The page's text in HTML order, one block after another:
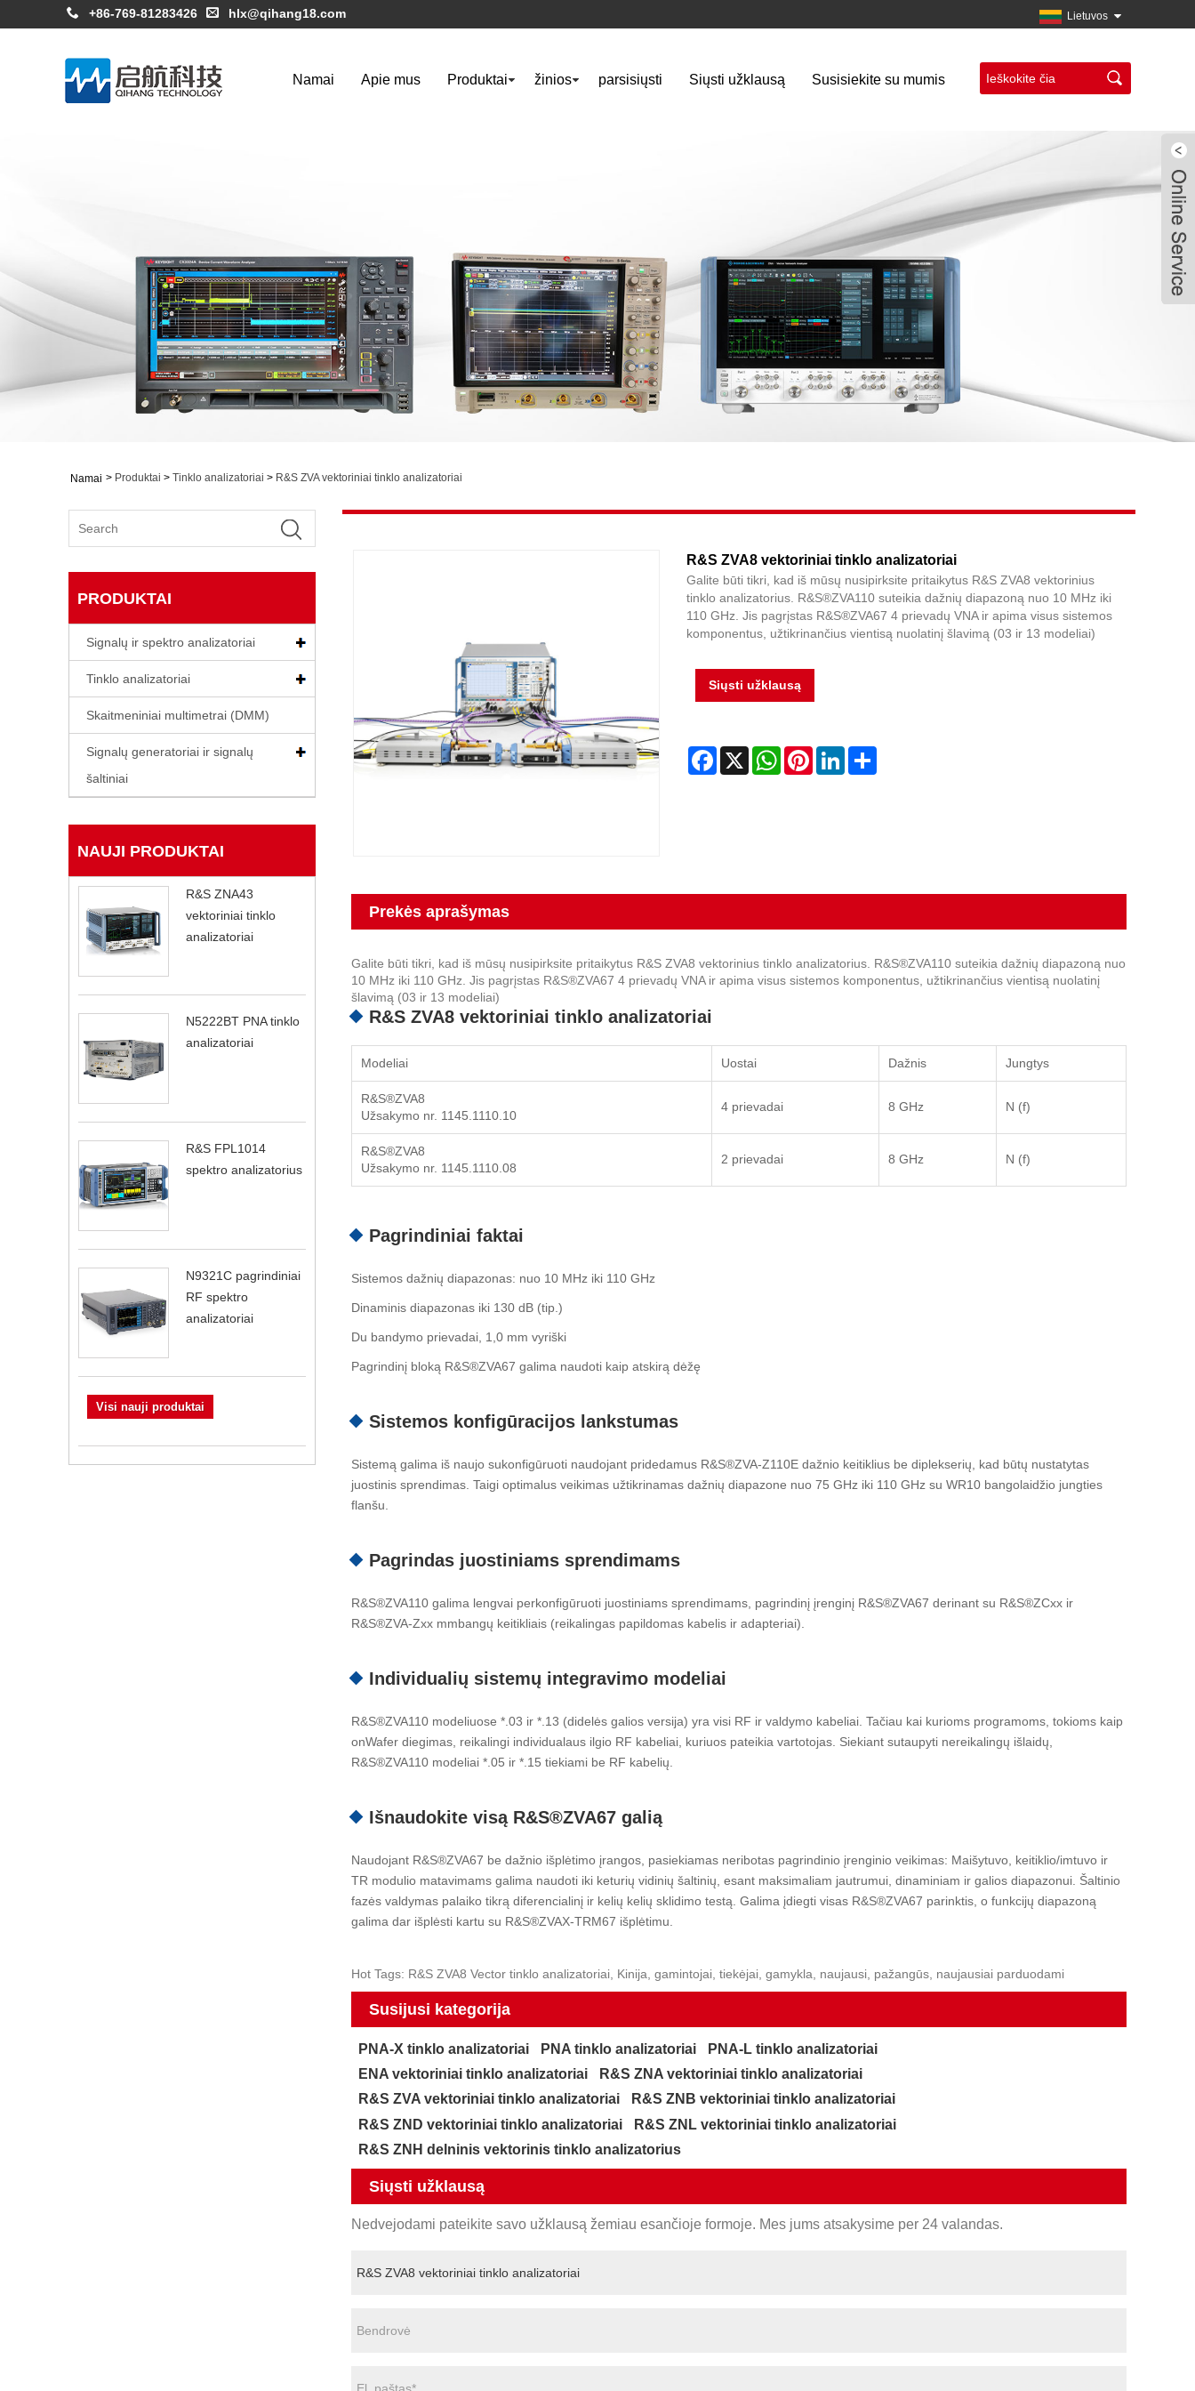
+86-769-81283426 hlx@qihang18.com Lietuvos
Namai Apie mus Produktai žinios parsisiųsti Siųsti užklausą Susisiekite su mumis
Namai > Produktai > Tinklo analizatoriai > R&S ZVA vektoriniai tinklo analizatoriai
PRODUKTAI
Signalų ir spektro analizatoriai
Tinklo analizatoriai
Skaitmeniniai multimetrai (DMM)
Signalų generatoriai ir signalų
šaltiniai
NAUJI PRODUKTAI
R&S ZNA43
vektoriniai tinklo
analizatoriai
N5222BT PNA tinklo
analizatoriai
R&S FPL1014
spektro analizatorius
N9321C pagrindiniai
RF spektro
analizatoriai
Visi nauji produktai
R&S ZVA8 vektoriniai tinklo analizatoriai
Galite būti tikri, kad iš mūsų nusipirksite pritaikytus R&S ZVA8 vektorinius
tinklo analizatorius. R&S®ZVA110 suteikia dažnių diapazoną nuo 10 MHz iki
110 GHz. Jis pagrįstas R&S®ZVA67 4 prievadų VNA ir apima visus sistemos
komponentus, užtikrinančius vientisą nuolatinį šlavimą (03 ir 13 modeliai)
Siųsti užklausą
Facebook
X WhatsAppPinterestLinkedInShare
Prekės aprašymas
Galite būti tikri, kad iš mūsų nusipirksite pritaikytus R&S ZVA8 vektorinius tinklo analizatorius. R&S®ZVA110 suteikia dažnių diapazoną nuo
10 MHz iki 110 GHz. Jis pagrįstas R&S®ZVA67 4 prievadų VNA ir apima visus sistemos komponentus, užtikrinančius vientisą nuolatinį
šlavimą (03 ir 13 modeliai)
R&S ZVA8 vektoriniai tinklo analizatoriai
Modeliai Uostai Dažnis Jungtys
R&S®ZVA8
Užsakymo nr. 1145.1110.10
4 prievadai 8 GHz N (f)
R&S®ZVA8
Užsakymo nr. 1145.1110.08
2 prievadai 8 GHz N (f)
Pagrindiniai faktai
Sistemos dažnių diapazonas: nuo 10 MHz iki 110 GHz
Dinaminis diapazonas iki 130 dB (tip.)
Du bandymo prievadai, 1,0 mm vyriški
Pagrindinį bloką R&S®ZVA67 galima naudoti kaip atskirą dėžę
Sistemos konfigūracijos lankstumas
Sistemą galima iš naujo sukonfigūruoti naudojant pridedamus R&S®ZVA-Z110E dažnio keitiklius be diplekserių, kad būtų nustatytas
juostinis sprendimas. Taigi optimalus veikimas užtikrinamas dažnių diapazone nuo 75 GHz iki 110 GHz su WR10 bangolaidžio jungties
flanšu.
Pagrindas juostiniams sprendimams
R&S®ZVA110 galima lengvai perkonfigūruoti juostiniams sprendimams, pagrindinį įrenginį R&S®ZVA67 derinant su R&S®ZCxx ir
R&S®ZVA-Zxx mmbangų keitikliais (reikalingas papildomas kabelis ir adapteriai).
Individualių sistemų integravimo modeliai
R&S®ZVA110 modeliuose *.03 ir *.13 (didelės galios versija) yra visi RF ir valdymo kabeliai. Tačiau kai kurioms programoms, tokioms kaip
onWafer diegimas, reikalingi individualaus ilgio RF kabeliai, kuriuos pateikia vartotojas. Siekiant sutaupyti nereikalingų išlaidų,
R&S®ZVA110 modeliai *.05 ir *.15 tiekiami be RF kabelių.
Išnaudokite visą R&S®ZVA67 galią
Naudojant R&S®ZVA67 be dažnio išplėtimo įrangos, pasiekiamas neribotas pagrindinio įrenginio veikimas: Maišytuvo, keitiklio/imtuvo ir
TR modulio matavimams galima naudoti iki keturių vidinių šaltinių, esant maksimaliam jautrumui, dinaminiam ir galios diapazonui. Šaltinio
fazės valdymas palaiko tikrą diferencialinį ir kelių kelių sklidimo testą. Galima įdiegti visas R&S®ZVA67 parinktis, o funkcijų diapazoną
galima dar išplėsti kartu su R&S®ZVAX-TRM67 išplėtimu.
Hot Tags: R&S ZVA8 Vector tinklo analizatoriai, Kinija, gamintojai, tiekėjai, gamykla, naujausi, pažangūs, naujausiai parduodami
Susijusi kategorija
PNA-X tinklo analizatoriai PNA tinklo analizatoriai
PNA-L tinklo analizatoriai
ENA vektoriniai tinklo analizatoriai
R&S ZNA vektoriniai tinklo analizatoriai
R&S ZVA vektoriniai tinklo analizatoriai
R&S ZNB vektoriniai tinklo analizatoriai
R&S ZND vektoriniai tinklo analizatoriai
R&S ZNL vektoriniai tinklo analizatoriai
R&S ZNH delninis vektorinis tinklo analizatorius
Siųsti užklausą
Nedvejodami pateikite savo užklausą žemiau esančioje formoje. Mes jums atsakysime per 24 valandas.